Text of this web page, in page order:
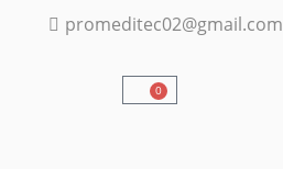
promeditec02@gmail.com
0